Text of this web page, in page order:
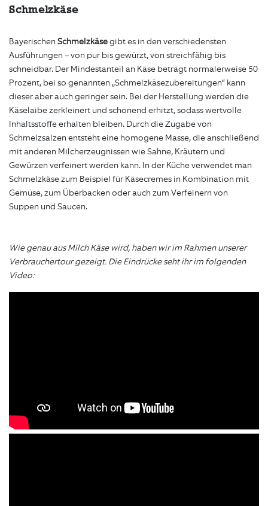
Schmelzkäse
Bayerischen Schmelzkäsegibt es in den verschiedensten
Ausführungen – von pur bis gewürzt, von streichfähig bis
schneidbar. Der Mindestanteil an Käse beträgt normalerweise 50
Prozent, bei so genannten „Schmelzkäsezubereitungen“ kann
dieser aber auch geringer sein. Bei der Herstellung werden die
Käselaibe zerkleinert und schonend erhitzt, sodass wertvolle
Inhaltsstoffe erhalten bleiben. Durch die Zugabe von
Schmelzsalzen entsteht eine homogene Masse, die anschließend
mit anderen Milcherzeugnissen wie Sahne, Kräutern und
Gewürzen verfeinert werden kann. In der Küche verwendet man
Schmelzkäse zum Beispiel für Käsecremes in Kombination mit
Gemüse, zum Überbacken oder auch zum Verfeinern von
Suppen und Saucen.
Wie genau aus Milch Käse wird, haben wir im Rahmen unserer
Verbrauchertour gezeigt. Die Eindrücke seht ihr im folgenden
Video: